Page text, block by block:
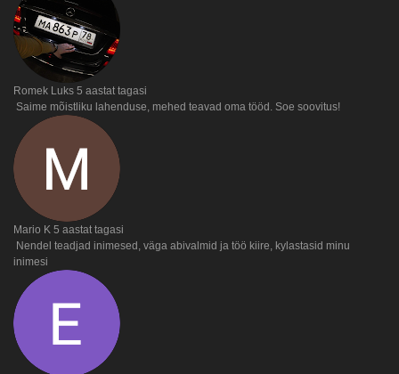
Romek Luks 5 aastat tagasi
Saime mõistliku lahenduse, mehed teavad oma tööd. Soe soovitus!
Mario K 5 aastat tagasi
Nendel teadjad inimesed, väga abivalmid ja töö kiire, kylastasid minu
inimesi